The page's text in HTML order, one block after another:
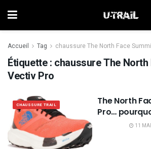
Accueil Tag chaussure The North Face
Étiquette : chaussure The
Vectiv Pro
CHAUSSURE TRAIL
The North
Pro…
11